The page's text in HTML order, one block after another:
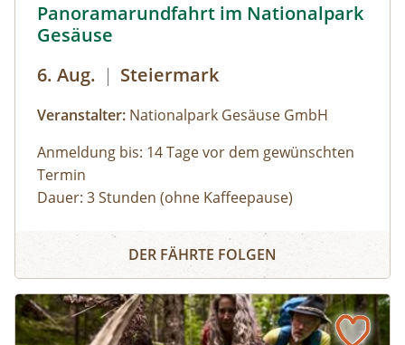
Panoramarundfahrt im Nationalpark
Gesäuse
6. Aug. | Steiermark
Veranstalter: Nationalpark Gesäuse GmbH
Anmeldung bis: 14 Tage vor dem gewünschten
Termin
Dauer: 3 Stunden (ohne Kaffeepause)
Gesäuse mit Nationalpark Ranger:in – wilde
Natur und besondere Orte.
Bus muss gestellt werden. Auf Wunsch ist eine
Kaffeepause im Nationalpark Pavillon
Panoramarundfahrt im Nationalpark Gesäuse
DER FÄHRTE FOLGEN